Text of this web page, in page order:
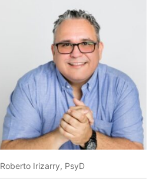
Roberto Irizarry, PsyD